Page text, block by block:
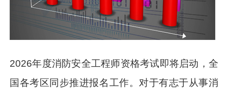
2026年度消防安全工程师资格考试即将启动，全
国各考区同步推进报名工作。对于有志于从事消